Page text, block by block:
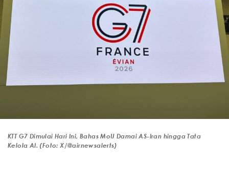
KTT G7 Dimulai Hari Ini, Bahas MoU Damai AS-Iran hingga Tata
Kelola AI. (Foto: X/@airnewsalerts)